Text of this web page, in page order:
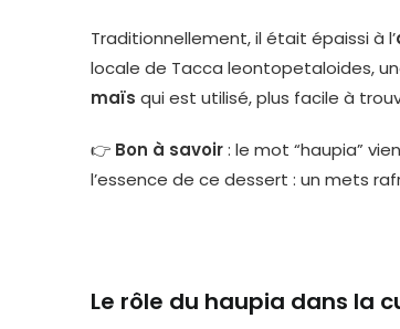
Traditionnellement, il était épaissi à l’
locale de Tacca leontopetaloides,
maïs qui est utilisé, plus facile à
👉 Bon à savoir: le mot “haupia”
l’essence de ce dessert : un mets
Le rôle du haupia dans la